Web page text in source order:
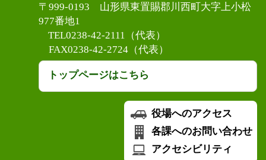
〒999-0193 山形県東置賜郡川西町大字上小松
977番地1
TEL0238-42-2111（代表）
FAX0238-42-2724（代表）
トップページはこちら
役場へのアクセス
各課へのお問い合わせ
アクセシビリティ